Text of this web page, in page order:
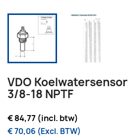
VDO Koelwatersensor
3/8-18 NPTF
€ 84,77 (incl. btw)
€ 70,06 (Excl. BTW)